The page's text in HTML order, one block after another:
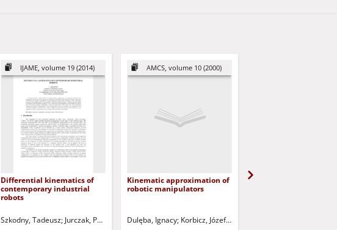
Kelemenová, Tatiana Virgala, Ivan Miková, L'ubica Jurczak, Paweł - red.
IJAME, volume 19 (2014)
Differential kinematics of
contemporary industrial
robots
Szkodny, Tadeusz Jurczak, Paweł - red.
AMCS, volume 10 (2000)
Kinematic approximation of
robotic manipulators
Dulęba, Ignacy Korbicz, Józef (1951- ) - red.